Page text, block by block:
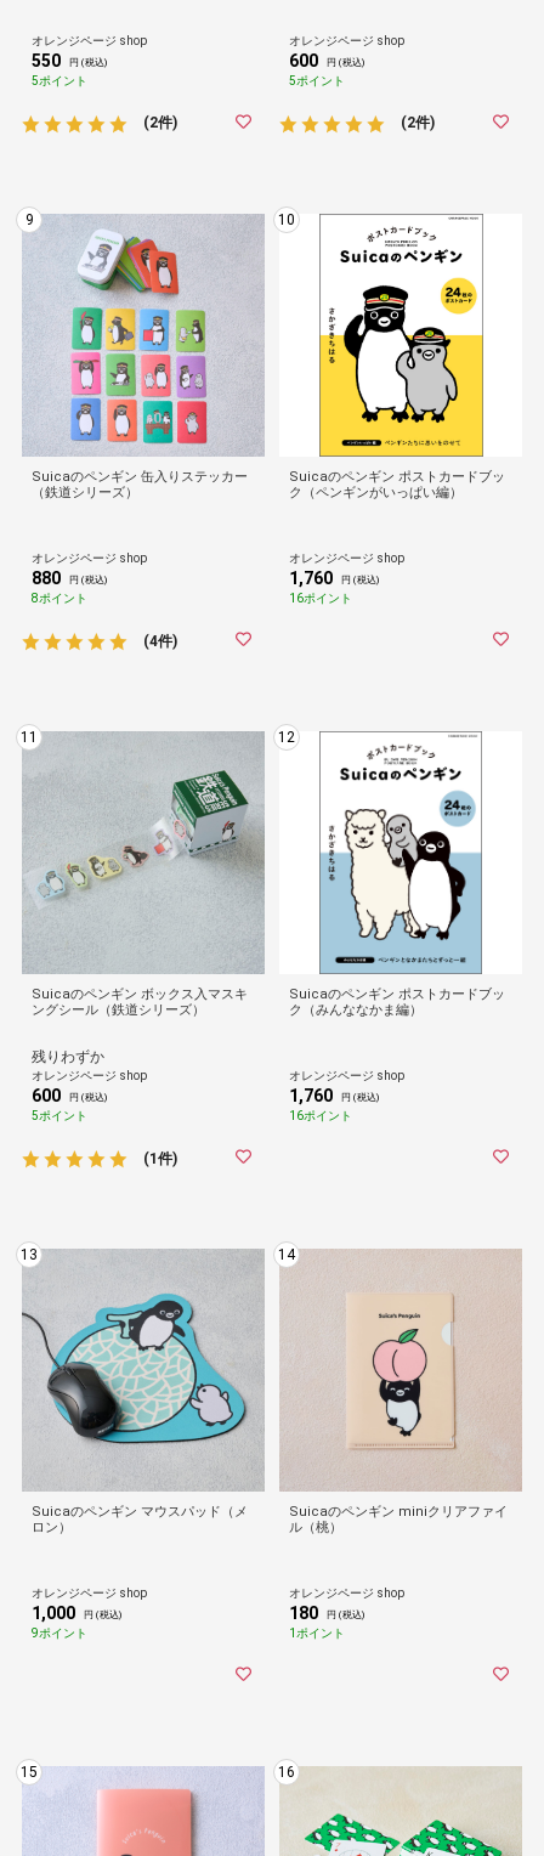
オレンジページ shop
550 円 (税込)
5ポイント
(2件)
オレンジページ shop
600 円 (税込)
5ポイント
(2件)
9
Suicaのペンギン 缶入りステッカー
（鉄道シリーズ）
オレンジページ shop
880 円 (税込)
8ポイント
(4件)
10
Suicaのペンギン ポストカードブッ
ク（ペンギンがいっぱい編）
オレンジページ shop
1,760 円 (税込)
16ポイント
11
Suicaのペンギン ボックス入マスキ
ングシール（鉄道シリーズ）
残りわずか
オレンジページ shop
600 円 (税込)
5ポイント
(1件)
12
Suicaのペンギン ポストカードブッ
ク（みんななかま編）
オレンジページ shop
1,760 円 (税込)
16ポイント
13
Suicaのペンギン マウスパッド（メ
ロン）
オレンジページ shop
1,000 円 (税込)
9ポイント
14
Suicaのペンギン miniクリアファイ
ル（桃）
オレンジページ shop
180 円 (税込)
1ポイント
15 16